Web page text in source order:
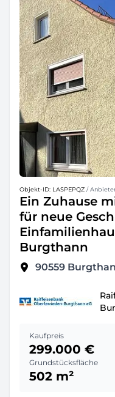
Objekt-ID: LASPEPQZ /
Ein Zuhause
für neue
Burgthann
90559
Kaufpreis
299.000 €
Grundstücksfläche
502 m²